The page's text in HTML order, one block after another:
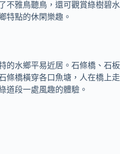
不雅鳥聽鳥，還可觀賞綠樹碧水
特點的休閑樂趣。
的水鄉平易近居。石條橋、石板
條橋橫穿各口魚塘，人在橋上走
道段一處風趣的體驗。